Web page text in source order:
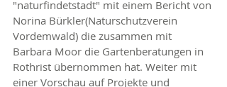
"naturfindetstadt" mit einem Bericht von
Norina Bürkler(Naturschutzverein
Vordemwald) die zusammen mit
Barbara Moor die Gartenberatungen in
Rothrist übernommen hat. Weiter mit
einer Vorschau auf Projekte und